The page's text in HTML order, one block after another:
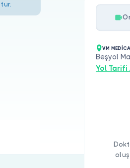
VM
Beşyol
Yol Tarifi